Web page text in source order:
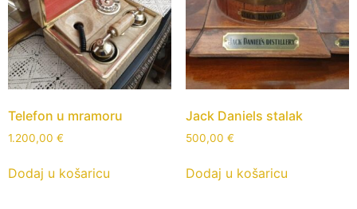
Telefon u mramoru
1.200,00 €
Dodaj u košaricu
Jack Daniels stalak
500,00 €
Dodaj u košaricu